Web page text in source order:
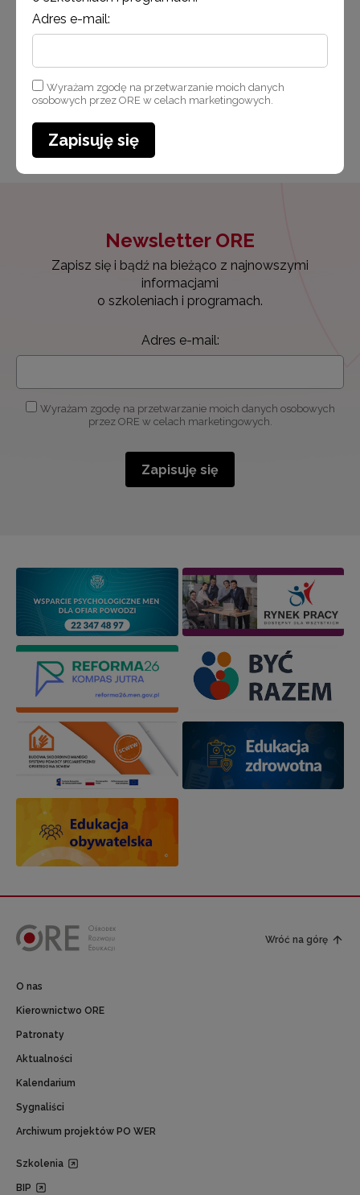
Link do wydarzenia na Facebooku
Link do streamingu spotkania
Opublikowano: 8.03.2024
Newsletter ORE
Zapisz się i bądź na bieżąco z najnowszymi
informacjami
o szkoleniach i programach.
Adres e-mail:
Wyrażam zgodę na przetwarzanie moich danych osobowych
przez ORE w celach marketingowych.
Zapisuję się
Wróć na górę
O nas
Kierownictwo ORE
Patronaty
Aktualności
Kalendarium
Sygnaliści
Archiwum projektów PO WER
Szkolenia
BIP
Adres e-mail:
Wyrażam zgodę na przetwarzanie moich danych
osobowych przez ORE w celach marketingowych.
Zapisuję się